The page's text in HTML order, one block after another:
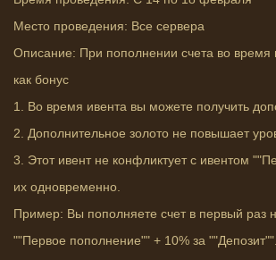
Место проведения: Все сервера
Описание: При пополнении счета во время
как бонус
1. Во время ивента вы можете получить
2. Дополнительное золото не повышает
3. Этот ивент не конфликтует с ивентом
их одновременно.
Пример: Вы пополняете счет в первый раз
""Первое пополнение"" + 10% за